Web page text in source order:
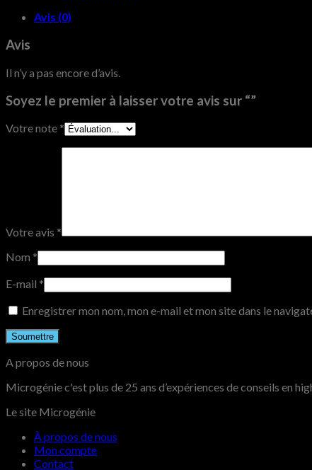
Avis (0)
Avis
Il n’y a pas encore d’avis.
Soyez le premier à laisser votre avis sur “”
Votre note *
Votre avis *
Nom *
E-mail *
Enregistrer mon nom, mon e-mail et mon site dans le
A propos de nous
Microgénie c'est plus de 25 ans d’expériences de conseils en
Le site Microgénie
À propos de nous
Mon compte
Contact